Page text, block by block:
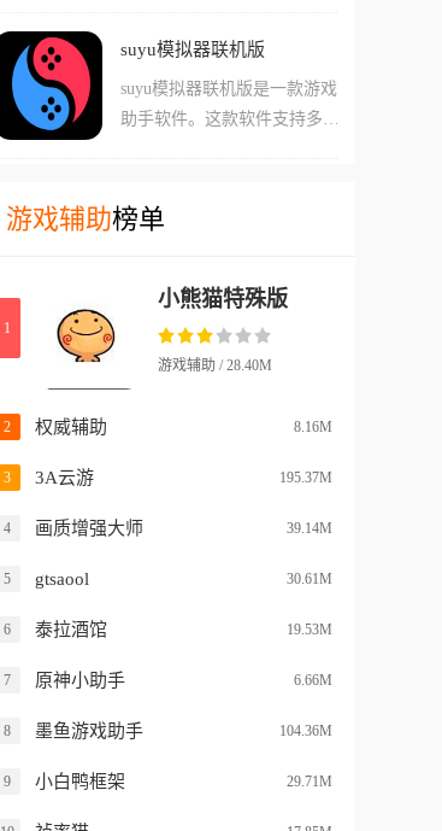
碍地体验任何海外游戏。
同好好友，被用户誉为二次元
助、分辨率修改等多项实用功
据手机配置优化游戏画面，提
升游戏流畅度和清晰度，享受
者《和平精英》时，正打得火
热呢，游戏突然崩了退回桌
面，那心情简直想砸手机，C
手机和游戏不仅能防闪退，还
suyu模拟器联机版
suyu模拟器联机版是一款游戏
助手软件。这款软件支持多种
海量游戏，支持各种实用功
软件的时候可以随时随地体验
真实的游戏画面和操作体验。
而且，它还支持用户自定义操
作设置，提供高清晰度的图像
和良好的音效，增强游戏体验
游戏辅助榜单
1
小熊猫特殊版
游戏辅助 / 28.40M
2 权威辅助 8.16M
3 3A云游 195.37M
4 画质增强大师 39.14M
5 gtsaool 30.61M
6 泰拉酒馆 19.53M
7 原神小助手 6.66M
8 墨鱼游戏助手 104.36M
9 小白鸭框架 29.71M